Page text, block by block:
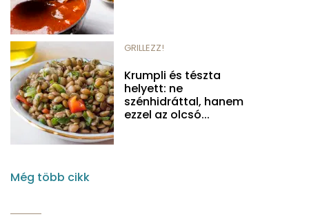
GRILLEZZ!
Krumpli és tészta
helyett: ne
szénhidráttal, hanem
ezzel az olcsó...
Még több cikk